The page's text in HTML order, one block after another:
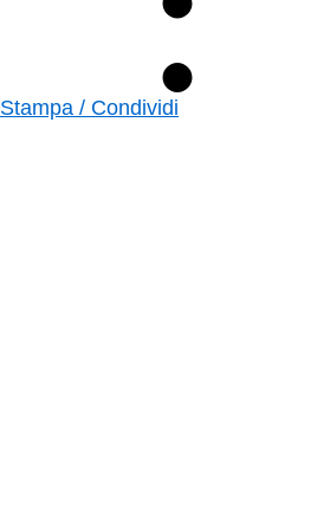
Stampa / Condividi